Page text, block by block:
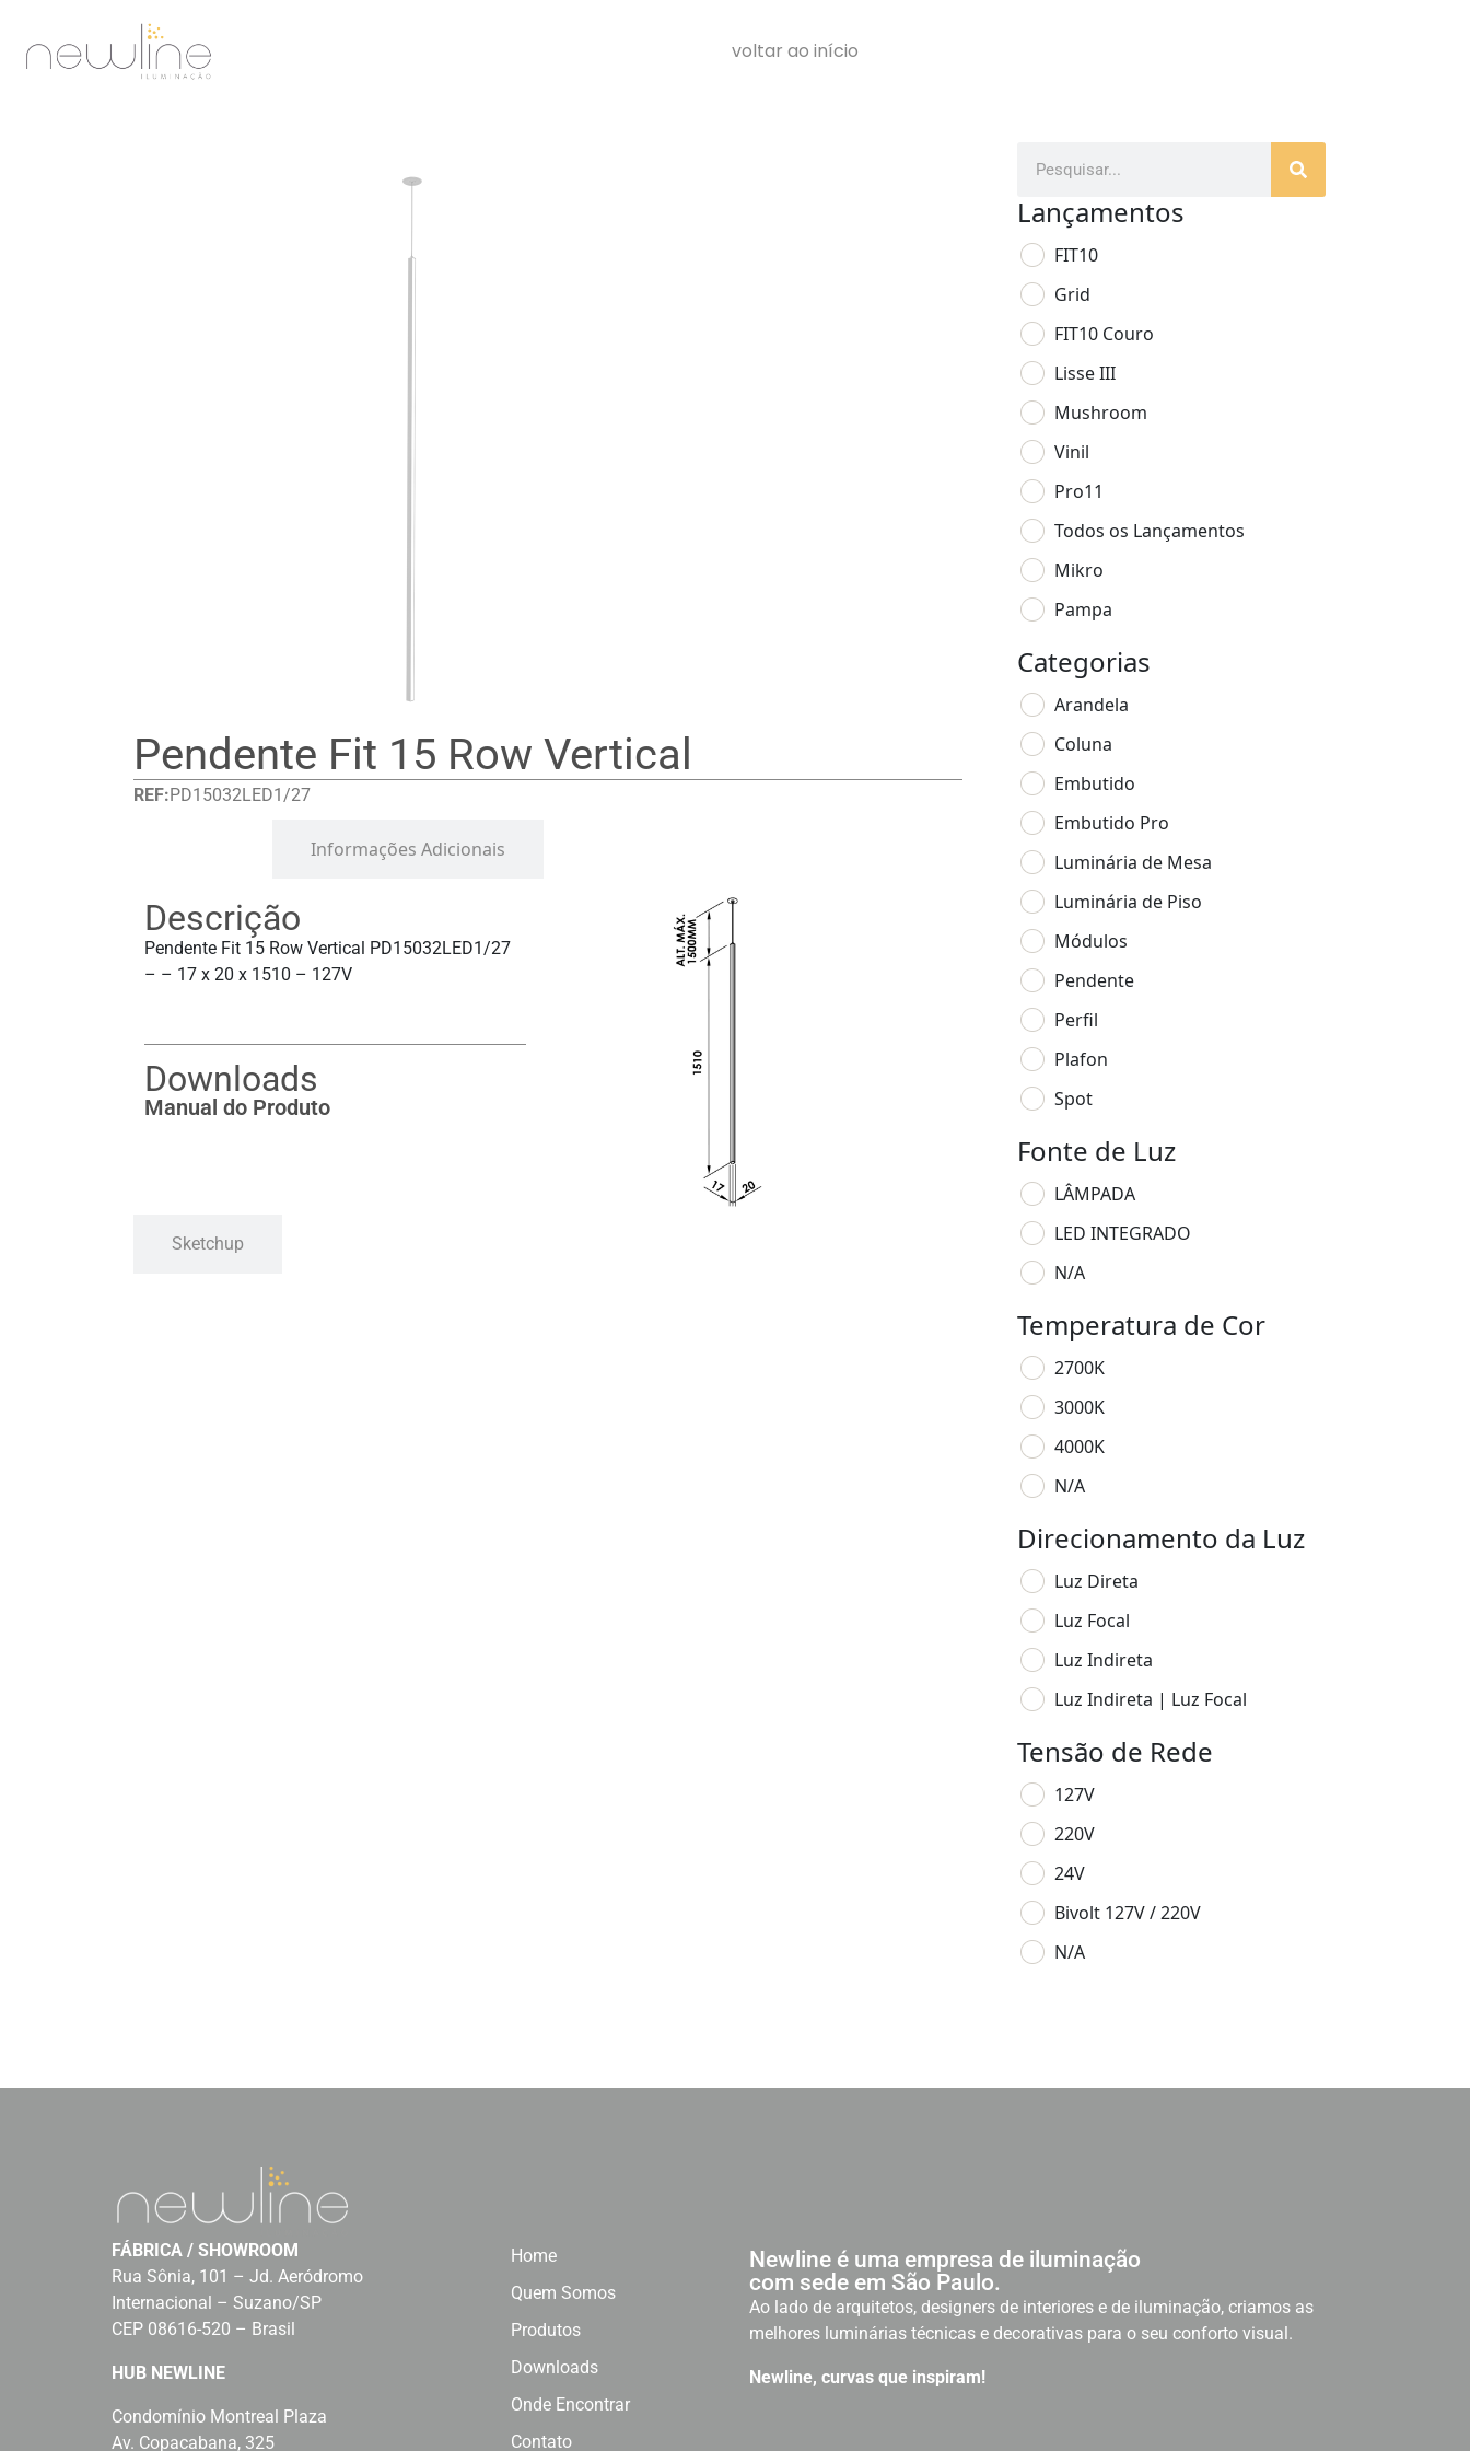
voltar ao início
Pendente Fit 15 Row Vertical
REF:PD15032LED1/27
Informações Adicionais
Descrição
Pendente Fit 15 Row Vertical PD15032LED1/27
– – 17 x 20 x 1510 – 127V
Downloads
Manual do Produto
Sketchup
Lançamentos
FIT10
Grid
FIT10 Couro
Lisse III
Mushroom
Vinil
Pro11
Todos os Lançamentos
Mikro
Pampa
Categorias
Arandela
Coluna
Embutido
Embutido Pro
Luminária de Mesa
Luminária de Piso
Módulos
Pendente
Perfil
Plafon
Spot
Fonte de Luz
LÂMPADA
LED INTEGRADO
N/A
Temperatura de Cor
2700K
3000K
4000K
N/A
Direcionamento da Luz
Luz Direta
Luz Focal
Luz Indireta
Luz Indireta | Luz Focal
Tensão de Rede
127V
220V
24V
Bivolt 127V / 220V
N/A
FÁBRICA / SHOWROOM
Rua Sônia, 101 – Jd. Aeródromo
Internacional – Suzano/SP
CEP 08616-520 – Brasil
HUB NEWLINE
Condomínio Montreal Plaza
Av. Copacabana, 325
Home
Quem Somos
Produtos
Downloads
Onde Encontrar
Contato
Newline é uma empresa de iluminação
com sede em São Paulo.
Ao lado de arquitetos, designers de interiores e de iluminação, criamos as
melhores luminárias técnicas e decorativas para o seu conforto visual.
Newline, curvas que inspiram!